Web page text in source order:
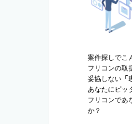
案件探しでこ
フリコンの取
妥協しない
あなたにピッ
フリコンであ
か？